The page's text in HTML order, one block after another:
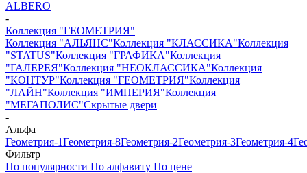
ALBERO
-
Коллекция "ГЕОМЕТРИЯ"
Коллекция "АЛЬЯНС"Коллекция "КЛАССИКА"Коллекция
"STATUS"Коллекция "ГРАФИКА"Коллекция
"ГАЛЕРЕЯ"Коллекция "НЕОКЛАССИКА"Коллекция
"КОНТУР"Коллекция "ГЕОМЕТРИЯ"Коллекция
"ЛАЙН"Коллекция "ИМПЕРИЯ"Коллекция
"МЕГАПОЛИС"Скрытые двери
-
Альфа
Геометрия-1Геометрия-8Геометрия-2Геометрия-3Геометрия-4
Фильтр
По популярности По алфавиту По цене